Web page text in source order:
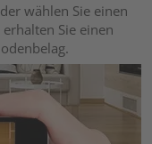
wählen Sie einen
Sie einen